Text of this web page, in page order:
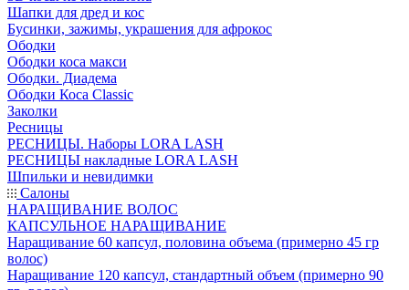
Шапки для дред и кос
Бусинки, зажимы, украшения для афрокос
Ободки
Ободки коса макси
Ободки. Диадема
Ободки Коса Classic
Заколки
Ресницы
РЕСНИЦЫ. Наборы LORA LASH
РЕСНИЦЫ накладные LORA LASH
Шпильки и невидимки
Салоны
НАРАЩИВАНИЕ ВОЛОС
КАПСУЛЬНОЕ НАРАЩИВАНИЕ
Наращивание 60 капсул, половина объема (примерно 45 гр
волос)
Наращивание 120 капсул, стандартный объем (примерно 90